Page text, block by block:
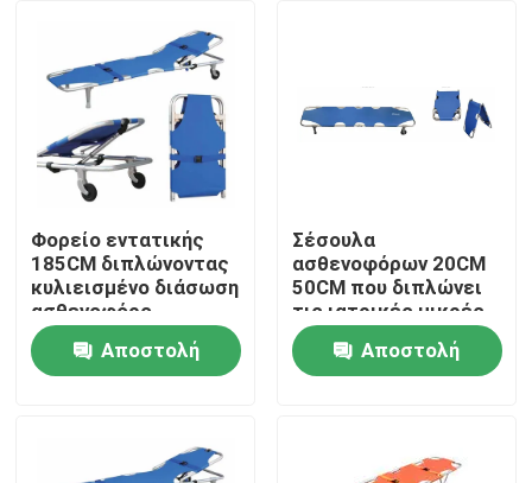
Σπίτι
Βίντεο
Φορείο εντατικής
185CM διπλώνοντας
κυλιεισμένο διάσωση
ασθενοφόρο
νοσοκομείων 60
βαθμώνΑποστολή
Σέσουλα
ασθενοφόρων 20CM
50CM που διπλώνει
τις ιατρικές μικρές
ρόδες φορείων για
το νοσοκομείο
Αποστολή